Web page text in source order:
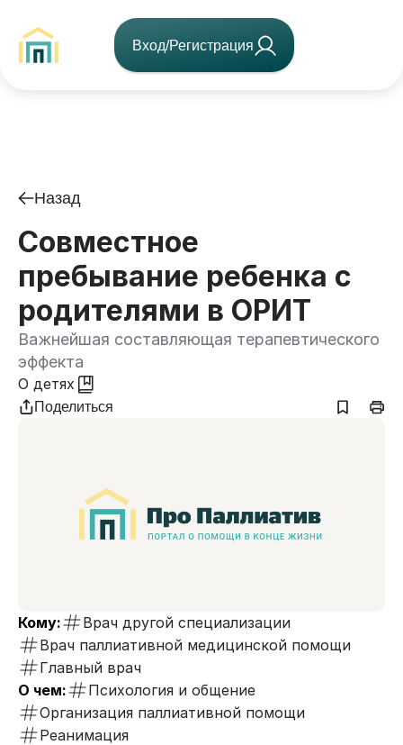
Вход/Регистрация
Назад
Совместное
пребывание ребенка с
родителями в ОРИТ
Важнейшая составляющая терапевтического
эффекта
О детях
Поделиться
Кому:
Врач другой специализации
Врач паллиативной медицинской помощи
Главный врач
О чем:
Психология и общение
Организация паллиативной помощи
Реанимация